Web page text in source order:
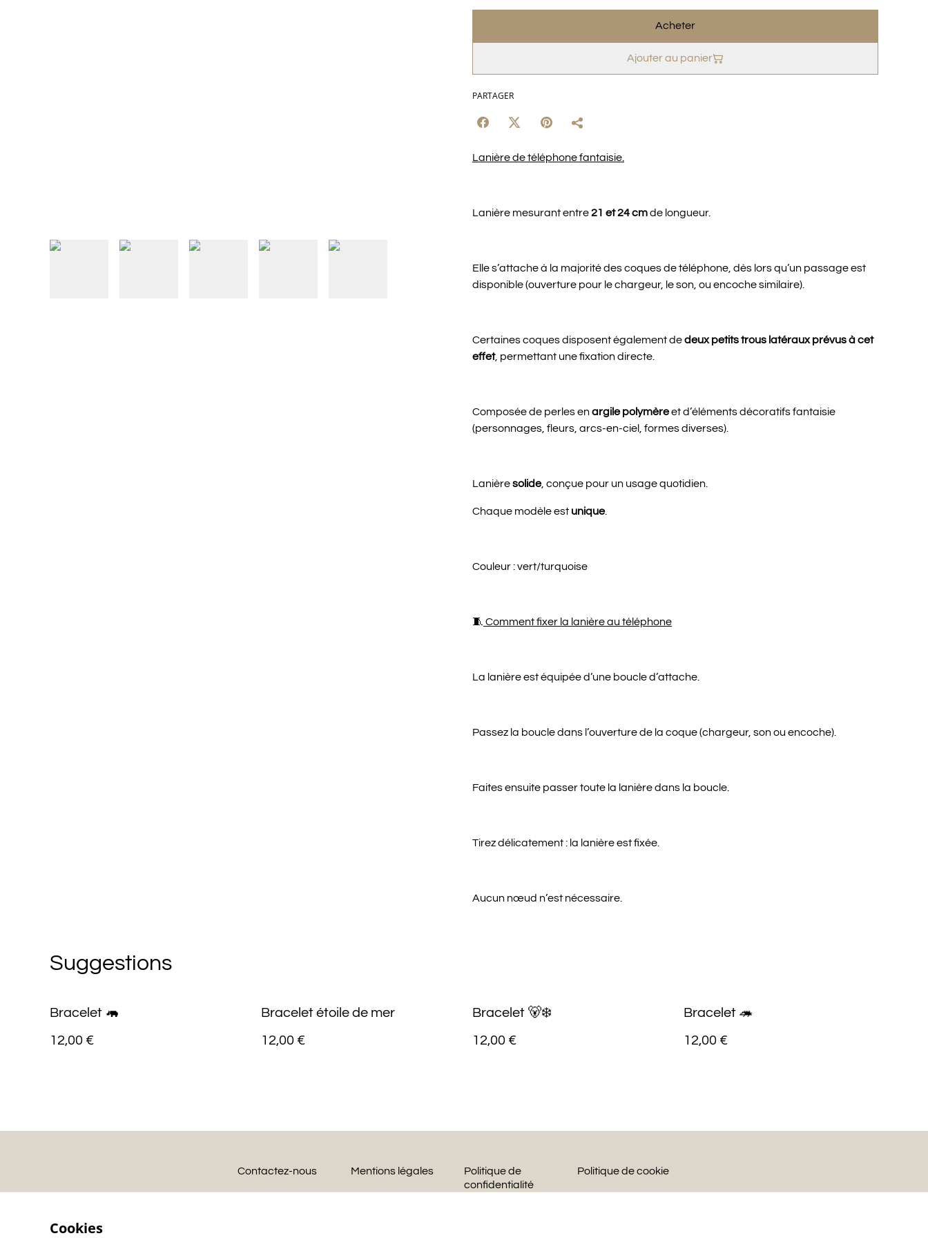
Acheter
Ajouter au panier
PARTAGER
Lanière de téléphone fantaisie.
Lanière mesurant entre21 et 24 cmde longueur.
Elle s’attache à la majorité des coques de téléphone, dès lors qu’un passage est
disponible (ouverture pour le chargeur, le son, ou encoche similaire).
Certaines coques disposent également dedeux petits trous latéraux prévus à cet
effet, permettant une fixation directe.
Composée de perles enargile polymèreet d’éléments décoratifs fantaisie
(personnages, fleurs, arcs-en-ciel, formes diverses).
Lanièresolide, conçue pour un usage quotidien.
Chaque modèle est unique.
Couleur : vert/turquoise
🧵 Comment fixer la lanière au téléphone
La lanière est équipée d’une boucle d’attache.
Passez la boucle dans l’ouverture de la coque (chargeur, son ou encoche).
Faites ensuite passer toute la lanière dans la boucle.
Tirez délicatement : la lanière est fixée.
Aucun nœud n’est nécessaire.
Suggestions
Bracelet 🦛
12,00 €
Bracelet étoile de mer
12,00 €
Bracelet 🐻‍❄️
12,00 €
Bracelet 🦔
12,00 €
Contactez-nous Mentions légales
Politique de
confidentialité
Politique de cookie
Cookies